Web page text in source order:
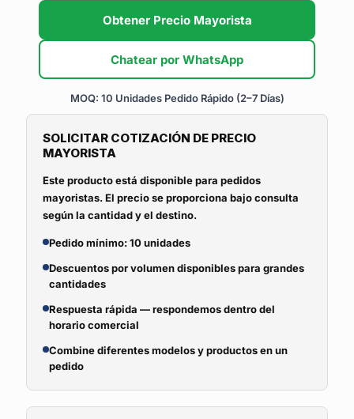
Obtener Precio Mayorista
Chatear por WhatsApp
MOQ: 10 Unidades Pedido Rápido (2–7 Días)
SOLICITAR COTIZACIÓN DE PRECIO
MAYORISTA
Este producto está disponible para pedidos
mayoristas. El precio se proporciona bajo consulta
según la cantidad y el destino.
Pedido mínimo: 10 unidades
Descuentos por volumen disponibles para grandes
cantidades
Respuesta rápida — respondemos dentro del
horario comercial
Combine diferentes modelos y productos en un
pedido